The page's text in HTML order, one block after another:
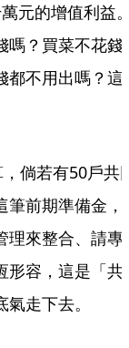
元的增值利益
嗎？買菜不花錢
都不用出嗎？這
倘若有50戶共
筆前期準備金，
理來整合、請專
形容，這是「共
走下去。